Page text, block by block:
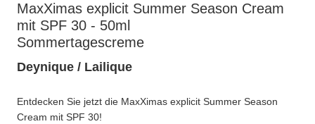
MaxXimas explicit Summer Season Cream
mit SPF 30 - 50ml
Sommertagescreme
Deynique / Lailique
Entdecken Sie jetzt die MaxXimas explicit Summer Season
Cream mit SPF 30!